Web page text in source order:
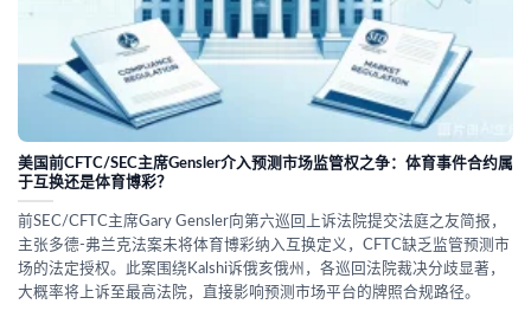
美国前CFTC/SEC主席Gensler介入预测市场监管权之争：体育事件合约属
于互换还是体育博彩？
前SEC/CFTC主席Gary Gensler向第六巡回上诉法院提交法庭之友简报，
主张多德-弗兰克法案未将体育博彩纳入互换定义，CFTC缺乏监管预测市
场的法定授权。此案围绕Kalshi诉俄亥俄州，各巡回法院裁决分歧显著，
大概率将上诉至最高法院，直接影响预测市场平台的牌照合规路径。